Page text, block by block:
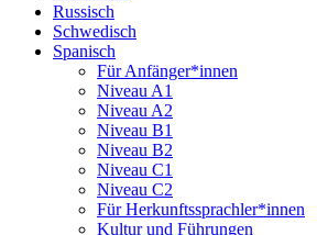
Russisch
Schwedisch
Spanisch
Für Anfänger*innen
Niveau A1
Niveau A2
Niveau B1
Niveau B2
Niveau C1
Niveau C2
Für Herkunftssprachler*innen
Kultur und Führungen